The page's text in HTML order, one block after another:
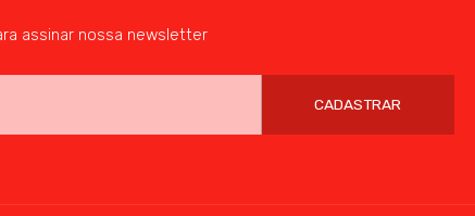
assinar nossa newsletter
CADASTRAR